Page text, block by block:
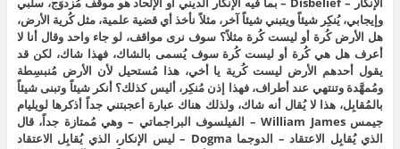
وإيجابي، يُنكِر شيئاً ويتبني شيئاً آخر، مثلاً نأخذ أي قضية علمية، مثل كُرية الأرض،
هل الأرض كُرة أو ليست كُرة مثلاً؟ سوف نرى مواقف، لو جاء واحد وقال أنا لا
أعرف هل هي كُرة أو ليست كُرة سوف يُسمى بالشاك، فهذا شاك، لكن قد
يقول أحدهم الأرض ليست كُرية يا أخي، هذا مُستحيل لأن الأرض مُنبسِطة
ومُمهَّدة وتنتهي عند أطراف، فهذا إذن مُنكِر، أليس كذلك؟ أنكر شيئاً وتبنى شيئاً
بالمُقابِل، هذا لا يُقال أنه شاك، ولذلك هناك عبارة أعجبتني جداً أذكرها لويليام
جيمس William James – الفيلسوف البراجماتي – وهي مُمتازة جداً، قال
الذي يُقابِل الاعتقاد – الدوجما Dogma – ليس الإنكار، الذي يُقابِل الاعتقاد